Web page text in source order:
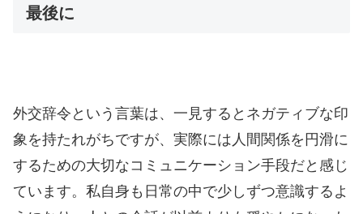
最後に
外交辞令という言葉は、一見するとネガティブな印
象を持たれがちですが、実際には人間関係を円滑に
するための大切なコミュニケーション手段だと感じ
ています。私自身も日常の中で少しずつ意識するよ